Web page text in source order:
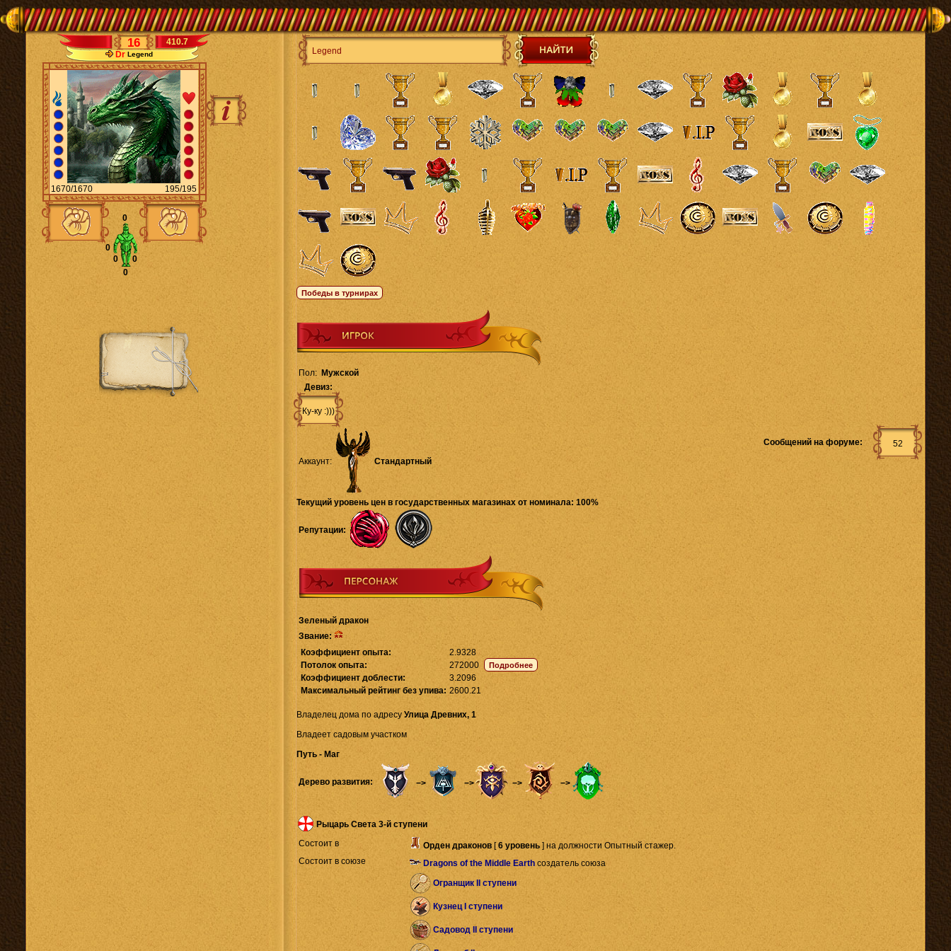
16
410.7
DrLegend
1670/1670 195/195
0
0
0
0 0
Пол: Мужской
Девиз:
Ку-ку :)))
Аккаунт: Стандартный
Текущий уровень цен в государственных магазинах от номинала: 100%
Сообщений на форуме: 52
Репутации:
Зеленый дракон
Звание:
Коэффициент опыта:
2.9328
Потолок опыта:
272000
Коэффициент доблести:
3.2096
Максимальный рейтинг без упива: 2600.21
Владелец дома по адресу Улица Древних, 1
Владеет садовым участком
Путь - Маг
Дерево развития: −> −> −> −>
Рыцарь Света 3-й ступени
Cостоит в
Орден драконов [6 уровень ] на должности Опытный стажер.
Состоит в союзе
Dragons of the Middle Earth создатель союза
Огранщик II ступени
Кузнец I ступени
Садовод II ступени